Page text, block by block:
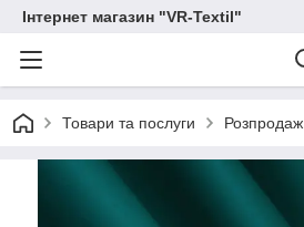
Інтернет магазин "VR-Textil"
Товари та послуги Розпродаж